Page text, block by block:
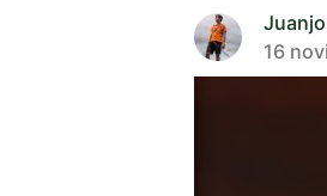
16